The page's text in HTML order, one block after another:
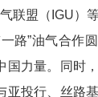
联盟（IGU）
路”油气合作
国力量。同时
亚投行、丝路